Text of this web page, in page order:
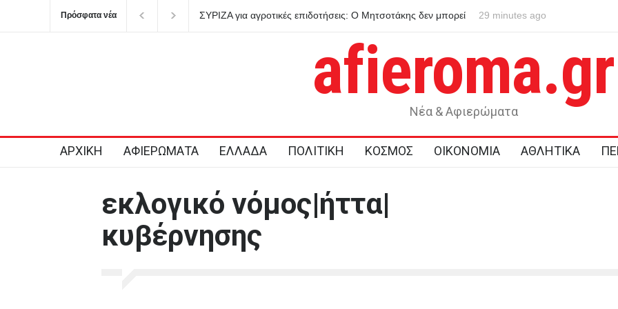
Πρόσφατα νέα
ΣΥΡΙΖΑ για αγροτικές επιδοτήσεις: Ο Μητσοτάκης δεν μπορεί
Μήνυμα 112 για φωτιά στην
29 minutes ago
afieroma.gr
Νέα & Αφιερώματα
ΑΡΧΙΚΗ ΑΦΙΕΡΩΜΑΤΑ ΕΛΛΑΔΑ ΠΟΛΙΤΙΚΗ ΚΟΣΜΟΣ ΟΙΚΟΝΟΜΙΑ ΑΘΛΗΤΙΚΑ
εκλογικό νόμος|ήττα|
κυβέρνησης